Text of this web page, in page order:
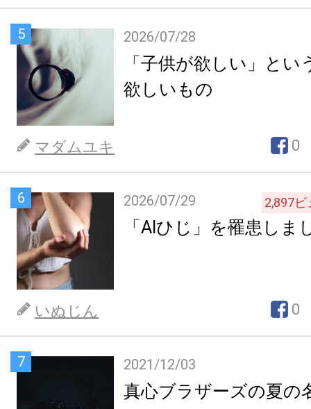
5 2026/07/28
「子供が欲しい」とい
欲しいもの
マダムユキ 0
6 2026/07/29 2,897ビ
「AIひじ」を罹患しま
いぬじん 0
7 2021/12/03
真心ブラザーズの夏の